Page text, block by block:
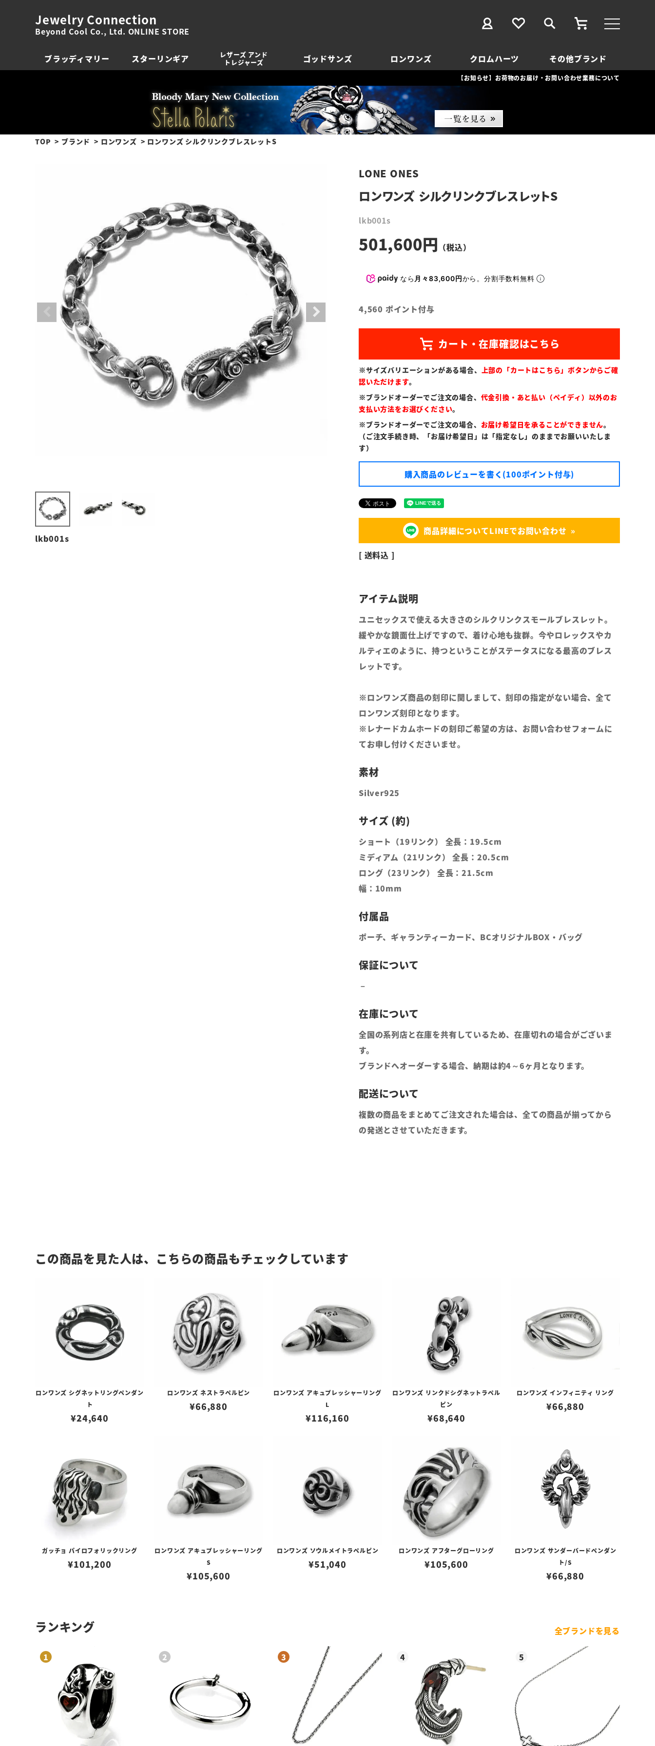
Jewelry Connection
Beyond Cool Co., Ltd. ONLINE STORE
ブラッディマリー スターリンギア
レザーズ アンド
トレジャーズ
ゴッドサンズ ロンワンズ クロムハーツ その他ブランド
【お知らせ】お荷物のお届け・お問い合わせ業務について
TOP ブランド ロンワンズ ロンワンズ シルクリンクブレスレットS
lkb001s
LONE ONES
ロンワンズ シルクリンクブレスレットS
lkb001s
501,600
なら 月々83,600円から。分割手数料無料
4,560 ポイント付与
※サイズバリエーションがある場合、
上部の「カートはこちら」ボタンからご確
認いただけます。
※ブランドオーダーでご注文の場合、 代金引換・あと払い（ペイディ）以外のお
支払い方法をお選びください。
※ブランドオーダーでご注文の場合、 お届け希望日を承ることができません。
（ご注文手続き時、「お届け希望日」は「指定なし」のままでお願いいたしま
す）
購入商品のレビューを書く(100ポイント付与)
商品詳細についてLINEでお問い合わせ
送料込
ユニセックスで使える大きさのシルクリンクスモールブレスレット。
緩やかな鏡面仕上げですので、着け心地も抜群。今やロレックスやカ
ルティエのように、持つということがステータスになる最高のブレス
レットです。
※ロンワンズ商品の刻印に関しまして、刻印の指定がない場合、全て
ロンワンズ刻印となります。
※レナードカムホードの刻印ご希望の方は、お問い合わせフォームに
てお申し付けくださいませ。
Silver925
ショート（19リンク） 全長：19.5cm
ミディアム（21リンク） 全長：20.5cm
ロング（23リンク） 全長：21.5cm
幅：10mm
ポーチ、ギャランティーカード、BCオリジナルBOX・バッグ
全国の系列店と在庫を共有しているため、在庫切れの場合がございま
す。
ブランドへオーダーする場合、納期は約4～6ヶ月となります。
複数の商品をまとめてご注文された場合は、全ての商品が揃ってから
の発送とさせていただきます。
この商品を見た人は、こちらの商品もチェックしています
ロンワンズ シグネットリングペンダン
ト
¥24,640
ロンワンズ ネストラペルピン
¥66,880
ロンワンズ アキュプレッシャーリング
L
¥116,160
ロンワンズ リンクドシグネットラペル
ピン
¥68,640
ロンワンズ インフィニティ リング
¥66,880
ガッチョ パイロフォリックリング
¥101,200
ロンワンズ アキュプレッシャーリング
S
¥105,600
ロンワンズ ソウルメイトラペルピン
¥51,040
ロンワンズ アフターグローリング
¥105,600
ロンワンズ サンダーバードペンダン
ト/S
¥66,880
ランキング 全ブランドを見る